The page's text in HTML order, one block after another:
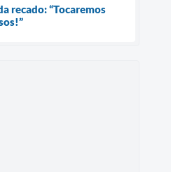
recado: “Tocaremos